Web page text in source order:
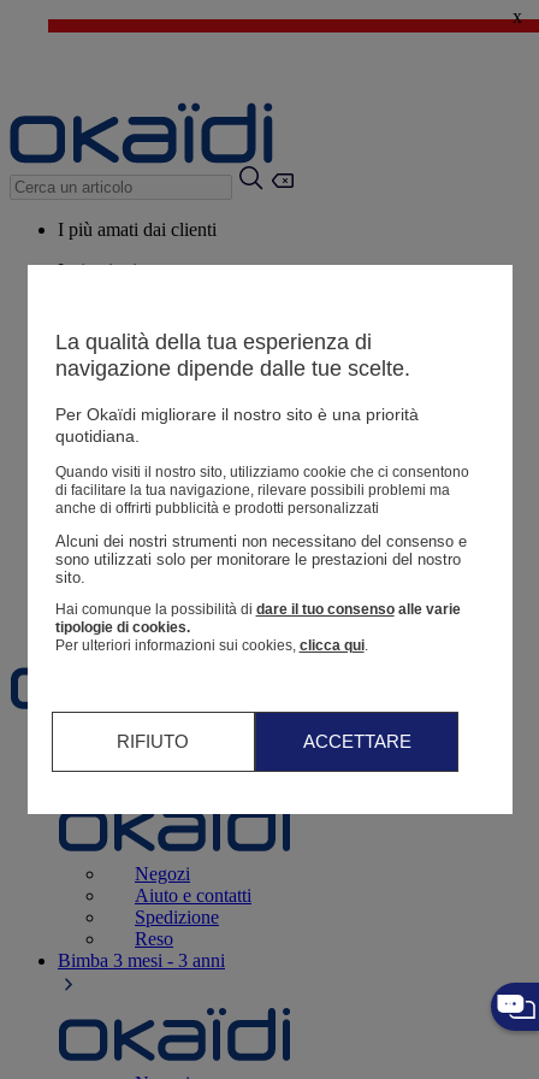
🔥SALDI : Ancora più prodotti fino al -60%*>
x
I più amati dai clienti
Ispirazioni
Potrebbero piacerti anche
Tutti i prodotti
Resoconto di un ordine
Preferiti
3 - 12 mesi
Negozi
Aiuto e contatti
Spedizione
Reso
Bimba 3 mesi - 3 anni
La qualità della tua esperienza di
navigazione dipende dalle tue scelte.
Per Okaïdi migliorare il nostro sito è una priorità
quotidiana.
Quando visiti il ​​nostro sito, utilizziamo cookie che ci consentono
di facilitare la tua navigazione, rilevare possibili problemi ma
anche di offrirti pubblicità e prodotti personalizzati
Alcuni dei nostri strumenti non necessitano del consenso e
sono utilizzati solo per monitorare le prestazioni del nostro
sito.
Hai comunque la possibilità di dare il tuo consensoalle varie
tipologie di cookies.
Per ulteriori informazioni sui cookies, clicca qui.
RIFIUTO ACCETTARE